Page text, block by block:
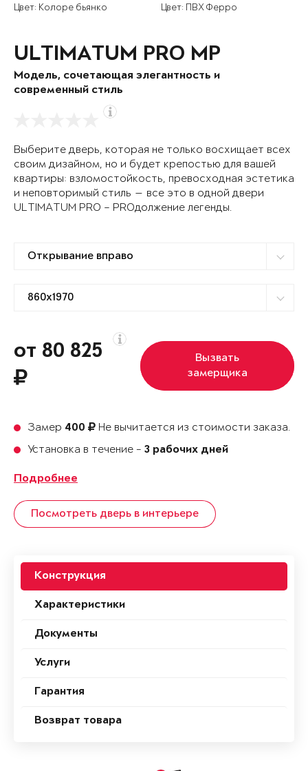
Цвет: Колоре бьянко Цвет: ПВХ Ферро
ULTIMATUM PRO MP
Модель, сочетающая элегантность и
современный стиль
Выберите дверь, которая не только восхищает всех
своим дизайном, но и будет крепостью для вашей
квартиры: взломостойкость, превосходная эстетика
и неповторимый стиль — все это в одной двери
ULTIMATUM PRO – PROдолжение легенды.
от 80 825
Вызвать
замерщика
Замер 400
Не вычитается из стоимости заказа.
Установка в течение - 3 рабочих дней
Подробнее
Посмотреть дверь в интерьере
Конструкция
Характеристики
Документы
Услуги
Гарантия
Возврат товара